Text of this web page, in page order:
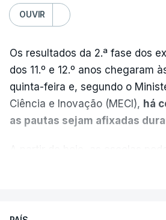
OUVIR
Os resultados da 2.ª fase dos
dos 11.º e 12.º anos chegaram
quinta-feira e, segundo o
Ciência e Inovação (MECI), há
as pautas sejam afixadas